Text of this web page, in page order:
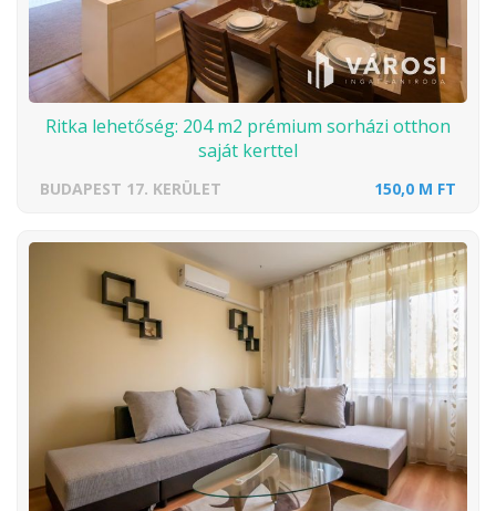
Ritka lehetőség: 204 m2 prémium sorházi otthon
saját kerttel
BUDAPEST 17. KERÜLET 150,0 M FT